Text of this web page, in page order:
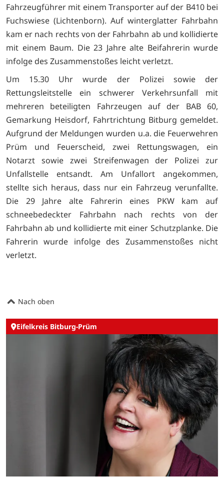
Fahrzeugführer mit einem Transporter auf der B410 bei
Fuchswiese (Lichtenborn). Auf winterglatter Fahrbahn
kam er nach rechts von der Fahrbahn ab und kollidierte
mit einem Baum. Die 23 Jahre alte Beifahrerin wurde
infolge des Zusammenstoßes leicht verletzt.
Um 15.30 Uhr wurde der Polizei sowie der
Rettungsleitstelle ein schwerer Verkehrsunfall mit
mehreren beteiligten Fahrzeugen auf der BAB 60,
Gemarkung Heisdorf, Fahrtrichtung Bitburg gemeldet.
Aufgrund der Meldungen wurden u.a. die Feuerwehren
Prüm und Feuerscheid, zwei Rettungswagen, ein
Notarzt sowie zwei Streifenwagen der Polizei zur
Unfallstelle entsandt. Am Unfallort angekommen,
stellte sich heraus, dass nur ein Fahrzeug verunfallte.
Die 29 Jahre alte Fahrerin eines PKW kam auf
schneebedeckter Fahrbahn nach rechts von der
Fahrbahn ab und kollidierte mit einer Schutzplanke. Die
Fahrerin wurde infolge des Zusammenstoßes nicht
verletzt.
Nach oben
Eifelkreis Bitburg-Prüm